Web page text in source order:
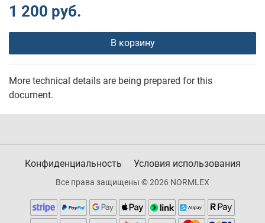
1 200 руб.
В корзину
More technical details are being prepared for this
document.
Конфиденциальность Условия использования
Все права защищены © 2026 NORMLEX